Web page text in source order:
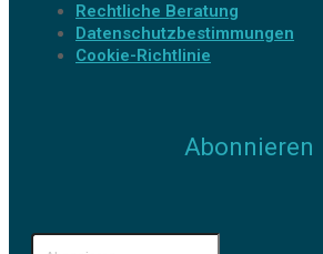
Rechtliche Beratung
Datenschutzbestimmungen
Cookie-Richtlinie
Abonnieren